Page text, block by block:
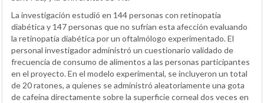
La investigación estudió en 144 personas con retinopatía
diabética y 147 personas que no sufrían esta afección evaluando
la retinopatía diabética por un oftalmólogo experimentado. El
personal investigador administró un cuestionario validado de
frecuencia de consumo de alimentos a las personas participantes
en el proyecto. En el modelo experimental, se incluyeron un total
de 20 ratones, a quienes se administró aleatoriamente una gota
de cafeína directamente sobre la superficie corneal dos veces en